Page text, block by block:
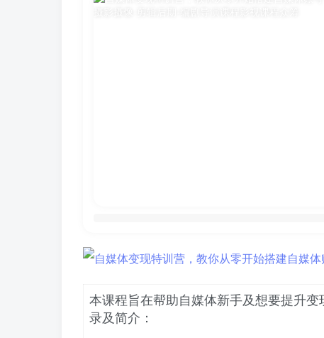
本课程旨在帮助自媒体新手及想要提升
录及简介：